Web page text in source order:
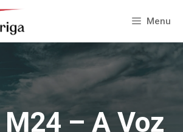
Menu
M24 – A Voz